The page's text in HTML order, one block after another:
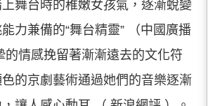
舞台時的稚嫩女孩氣，逐漸蛻變
力兼備的“舞台精靈” （中國廣播
的情感挽留著漸漸遠去的文化符
的京劇藝術通過她們的音樂逐漸